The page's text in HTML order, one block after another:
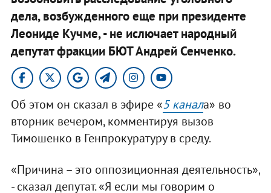
дела, возбужденного еще при президенте
Леониде Кучме, - не ислючает народный
депутат фракции БЮТ Андрей Сенченко.
Об этом он сказал в эфире «5 канала» во
вторник вечером, комментируя вызов
Тимошенко в Генпрокуратуру в среду.
«Причина – это оппозиционная деятельность»,
- сказал депутат. «Я если мы говорим о